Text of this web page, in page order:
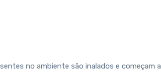
no ambiente são inalados e começam a